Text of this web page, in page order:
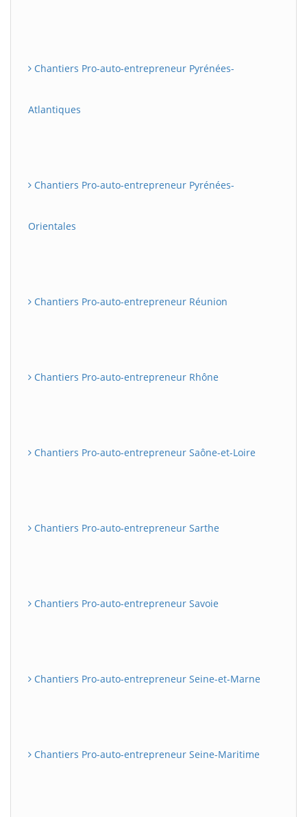
Chantiers Pro-auto-entrepreneur Pyrénées-
Atlantiques
Chantiers Pro-auto-entrepreneur Pyrénées-
Orientales
Chantiers Pro-auto-entrepreneur Réunion
Chantiers Pro-auto-entrepreneur Rhône
Chantiers Pro-auto-entrepreneur Saône-et-Loire
Chantiers Pro-auto-entrepreneur Sarthe
Chantiers Pro-auto-entrepreneur Savoie
Chantiers Pro-auto-entrepreneur Seine-et-Marne
Chantiers Pro-auto-entrepreneur Seine-Maritime